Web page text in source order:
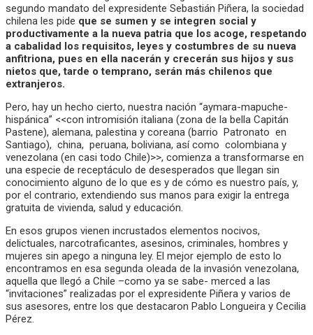
segundo mandato del expresidente Sebastián Piñera, la sociedad
chilena les pide que se sumen y se integren social y
productivamente a la nueva patria que los acoge, respetando
a cabalidad los requisitos, leyes y costumbres de su nueva
anfitriona, pues en ella nacerán y crecerán sus hijos y sus
nietos que, tarde o temprano, serán más chilenos que
extranjeros.
Pero, hay un hecho cierto, nuestra nación “aymara-mapuche-
hispánica” <<con intromisión italiana (zona de la bella Capitán
Pastene), alemana, palestina y coreana (barrio Patronato en
Santiago), china, peruana, boliviana, así como colombiana y
venezolana (en casi todo Chile)>>, comienza a transformarse en
una especie de receptáculo de desesperados que llegan sin
conocimiento alguno de lo que es y de cómo es nuestro país, y,
por el contrario, extendiendo sus manos para exigir la entrega
gratuita de vivienda, salud y educación.
En esos grupos vienen incrustados elementos nocivos,
delictuales, narcotraficantes, asesinos, criminales, hombres y
mujeres sin apego a ninguna ley. El mejor ejemplo de esto lo
encontramos en esa segunda oleada de la invasión venezolana,
aquella que llegó a Chile –como ya se sabe- merced a las
“invitaciones” realizadas por el expresidente Piñera y varios de
sus asesores, entre los que destacaron Pablo Longueira y Cecilia
Pérez.